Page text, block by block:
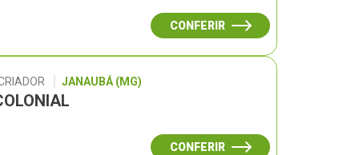
CONFERIR
JANAUBÁ (MG)
CONFERIR